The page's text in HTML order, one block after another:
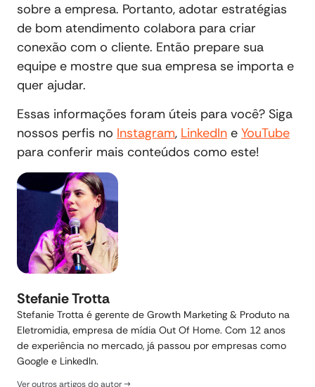
sobre a empresa. Portanto, adotar estratégias
de bom atendimento colabora para criar
conexão com o cliente. Então prepare sua
equipe e mostre que sua empresa se importa e
quer ajudar.
Essas informações foram úteis para você? Siga
nossos perfis no Instagram, LinkedIn e YouTube
para conferir mais conteúdos como este!
Stefanie Trotta
Stefanie Trotta é gerente de Growth Marketing & Produto na
Eletromidia, empresa de mídia Out Of Home. Com 12 anos
de experiência no mercado, já passou por empresas como
Google e LinkedIn.
Ver outros artigos do autor